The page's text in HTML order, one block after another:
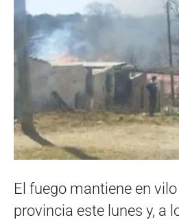
El fuego mantiene en
provincia este lunes y, a